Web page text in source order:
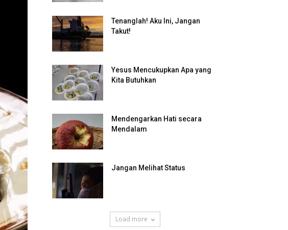
Tenanglah! Aku Ini, Jangan
Takut!
Yesus Mencukupkan Apa yang
Kita Butuhkan
Mendengarkan Hati secara
Mendalam
Jangan Melihat Status
Load more